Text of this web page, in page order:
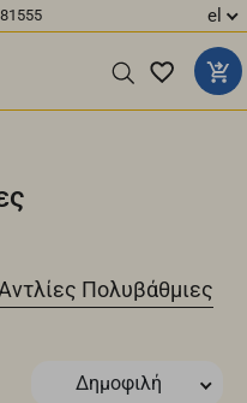
el
Πολυβάθμιες
Δημοφιλή